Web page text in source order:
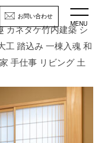
お問い合わせ
MENU
カネタケ竹内建築 シ
工 踏込み 一棟入魂 和
手仕事 リビング 土